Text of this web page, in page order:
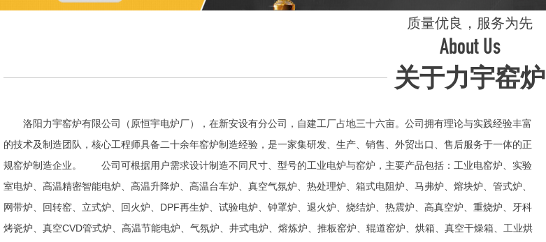
质量优良，服务为先
About Us
关于力宇窑炉
洛阳力宇窑炉有限公司（原恒宇电炉厂），在新安设有分公司，自建工厂占地三十六亩。公司拥有理论与实践经验丰富
的技术及制造团队，核心工程师具备二十余年窑炉制造经验，是一家集研发、生产、销售、外贸出口、售后服务于一体的正
规窑炉制造企业。 公司可根据用户需求设计制造不同尺寸、型号的工业电炉与窑炉，主要产品包括：工业电窑炉、实验
室电炉、高温精密智能电炉、高温升降炉、高温台车炉、真空气氛炉、热处理炉、箱式电阻炉、马弗炉、熔块炉、管式炉、
网带炉、回转窑、立式炉、回火炉、DPF再生炉、试验电炉、钟罩炉、退火炉、烧结炉、热震炉、高真空炉、重烧炉、牙科
烤瓷炉、真空CVD管式炉、高温节能电炉、气氛炉、井式电炉、熔炼炉、推板窑炉、辊道窑炉、烘箱、真空干燥箱、工业烘